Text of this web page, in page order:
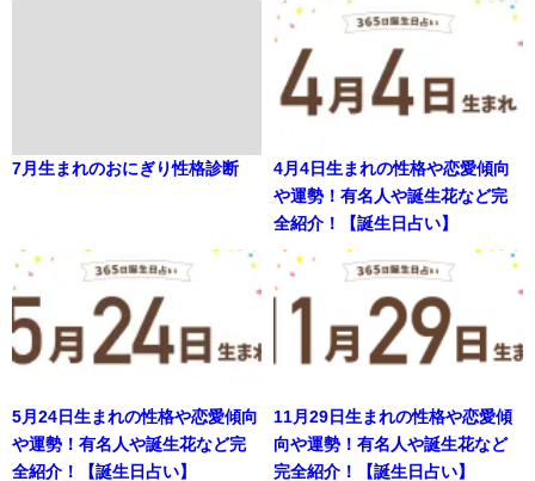
7月生まれのおにぎり性格診断
4月4日生まれの性格や恋愛傾向
や運勢！有名人や誕生花など完
全紹介！【誕生日占い】
5月24日生まれの性格や恋愛傾向
や運勢！有名人や誕生花など完
全紹介！【誕生日占い】
11月29日生まれの性格や恋愛傾
向や運勢！有名人や誕生花など
完全紹介！【誕生日占い】